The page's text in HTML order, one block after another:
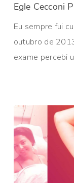
Egle Cecconi
Eu sempre fui
outubro de
exame percebi